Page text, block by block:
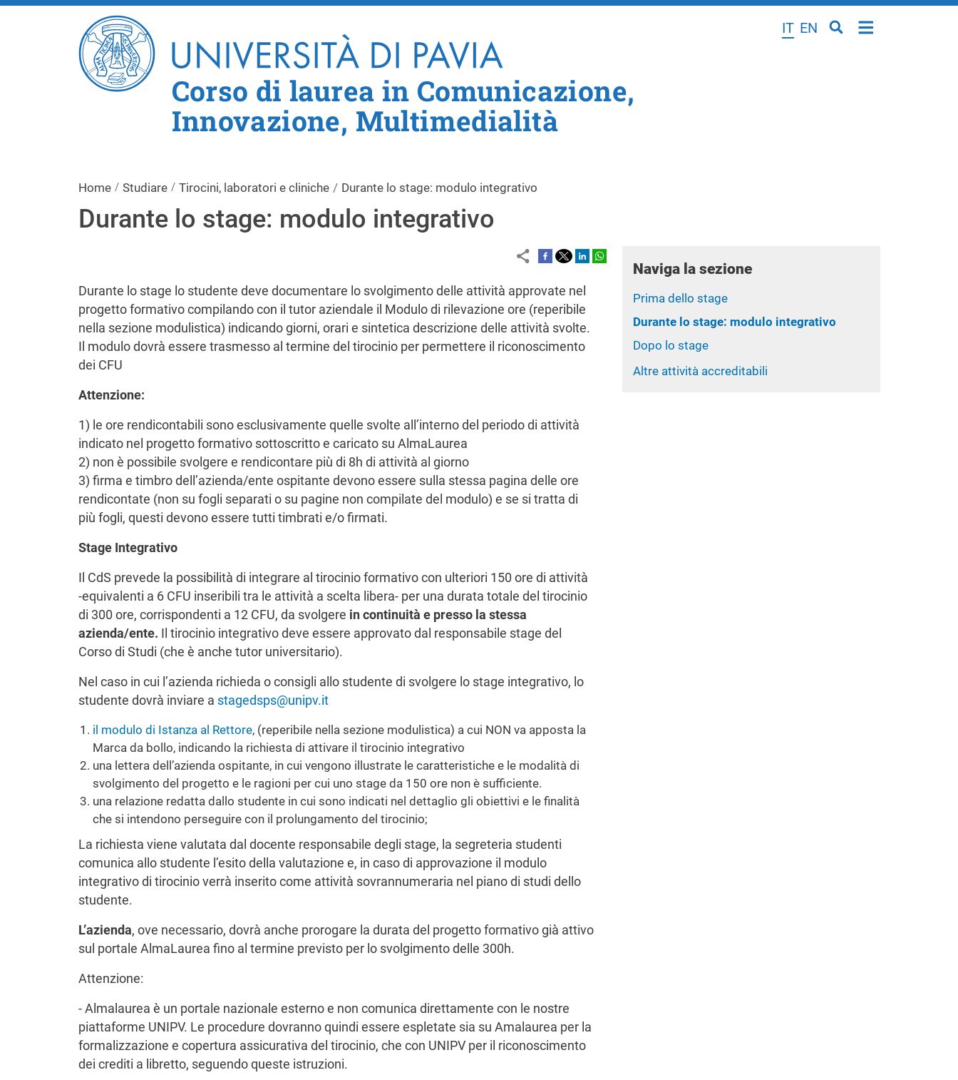
Salta al contenuto principale
IT EN
Corso di laurea in Comunicazione,
Innovazione, Multimedialità
Home Studiare Tirocini, laboratori e cliniche Durante lo stage: modulo integrativo
Durante lo stage: modulo integrativo
Durante lo stage lo studente deve documentare lo svolgimento delle attività approvate nel
progetto formativo compilando con il tutor aziendale il Modulo di rilevazione ore (reperibile
nella sezione modulistica) indicando giorni, orari e sintetica descrizione delle attività svolte.
Il modulo dovrà essere trasmesso al termine del tirocinio per permettere il riconoscimento
dei CFU
Attenzione:
1) le ore rendicontabili sono esclusivamente quelle svolte all’interno del periodo di attività
indicato nel progetto formativo sottoscritto e caricato su AlmaLaurea
2) non è possibile svolgere e rendicontare più di 8h di attività al giorno
3) firma e timbro dell’azienda/ente ospitante devono essere sulla stessa pagina delle ore
rendicontate (non su fogli separati o su pagine non compilate del modulo) e se si tratta di
più fogli, questi devono essere tutti timbrati e/o firmati.
Stage Integrativo
Il CdS prevede la possibilità di integrare al tirocinio formativo con ulteriori 150 ore di attività
-equivalenti a 6 CFU inseribili tra le attività a scelta libera- per una durata totale del tirocinio
di 300 ore, corrispondenti a 12 CFU, da svolgere in continuità e presso la stessa
azienda/ente. Il tirocinio integrativo deve essere approvato dal responsabile stage del
Corso di Studi (che è anche tutor universitario).
Nel caso in cui l’azienda richieda o consigli allo studente di svolgere lo stage integrativo, lo
studente dovrà inviare a stagedsps@unipv.it
il modulo di Istanza al Rettore, (reperibile nella sezione modulistica) a cui NON va apposta la
Marca da bollo, indicando la richiesta di attivare il tirocinio integrativo
una lettera dell’azienda ospitante, in cui vengono illustrate le caratteristiche e le modalità di
svolgimento del progetto e le ragioni per cui uno stage da 150 ore non è sufficiente.
una relazione redatta dallo studente in cui sono indicati nel dettaglio gli obiettivi e le finalità
che si intendono perseguire con il prolungamento del tirocinio;
La richiesta viene valutata dal docente responsabile degli stage, la segreteria studenti
comunica allo studente l’esito della valutazione e, in caso di approvazione il modulo
integrativo di tirocinio verrà inserito come attività sovrannumeraria nel piano di studi dello
studente.
L’azienda, ove necessario, dovrà anche prorogare la durata del progetto formativo già attivo
sul portale AlmaLaurea fino al termine previsto per lo svolgimento delle 300h.
Attenzione:
- Almalaurea è un portale nazionale esterno e non comunica direttamente con le nostre
piattaforme UNIPV. Le procedure dovranno quindi essere espletate sia su Amalaurea per la
formalizzazione e copertura assicurativa del tirocinio, che con UNIPV per il riconoscimento
dei crediti a libretto, seguendo queste istruzioni.
Naviga la sezione
Prima dello stage
Durante lo stage: modulo integrativo
Dopo lo stage
Altre attività accreditabili